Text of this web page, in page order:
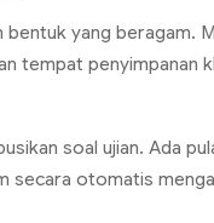
yang beragam.
tempat penyimpanan
soal ujian. Ada
secara otomatis